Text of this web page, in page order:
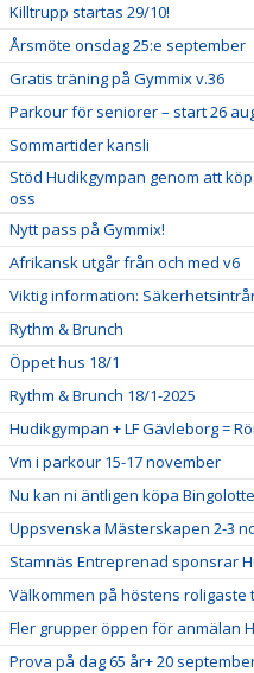
Killtrupp startas 29/10!
Årsmöte onsdag 25:e september
Gratis träning på Gymmix v.36
Parkour för seniorer – start 26
Sommartider kansli
Stöd Hudikgympan genom att
oss
Nytt pass på Gymmix!
Afrikansk utgår från och med v6
Viktig information:
Rythm & Brunch
Öppet hus 18/1
Rythm & Brunch 18/1-2025
Hudikgympan + LF Gävleborg =
Vm i parkour 15-17 november
Nu kan ni äntligen köpa
Uppsvenska Mästerskapen 2-3
Stamnäs Entreprenad sponsrar
Välkommen på höstens roligaste
Fler grupper öppen för anmälan
Prova på dag 65 år+ 20